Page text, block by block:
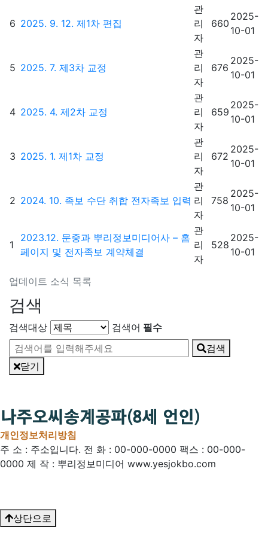
업데이트 소식 목록
6 2025. 9. 12. 제1차 편집
관
리
자
660
2025-
10-01
5 2025. 7. 제3차 교정
관
리
자
676
2025-
10-01
4 2025. 4. 제2차 교정
관
리
자
659
2025-
10-01
3 2025. 1. 제1차 교정
관
리
자
672
2025-
10-01
2 2024. 10. 족보 수단 취합 전자족보 입력
관
리
자
758
2025-
10-01
1
2023.12. 문중과 뿌리정보미디어사 – 홈
페이지 및 전자족보 계약체결
관
리
자
528
2025-
10-01
검색
검색대상 검색어 필수
검색
닫기
개인정보처리방침
주 소 : 주소입니다. 전 화 : 00-000-0000 팩스 : 00-000-
0000 제 작 : 뿌리정보미디어 www.yesjokbo.com
상단으로